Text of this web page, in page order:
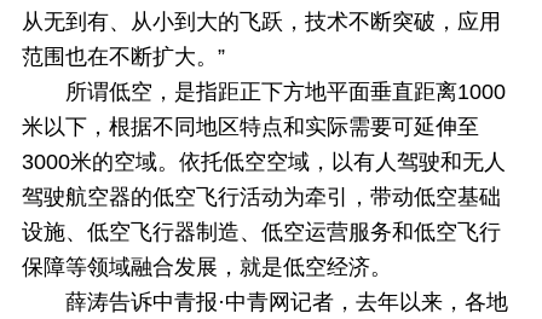
从无到有、从小到大的飞跃，技术不断突破，应用
范围也在不断扩大。”
所谓低空，是指距正下方地平面垂直距离1000
米以下，根据不同地区特点和实际需要可延伸至
3000米的空域。依托低空空域，以有人驾驶和无人
驾驶航空器的低空飞行活动为牵引，带动低空基础
设施、低空飞行器制造、低空运营服务和低空飞行
保障等领域融合发展，就是低空经济。
薛涛告诉中青报·中青网记者，去年以来，各地